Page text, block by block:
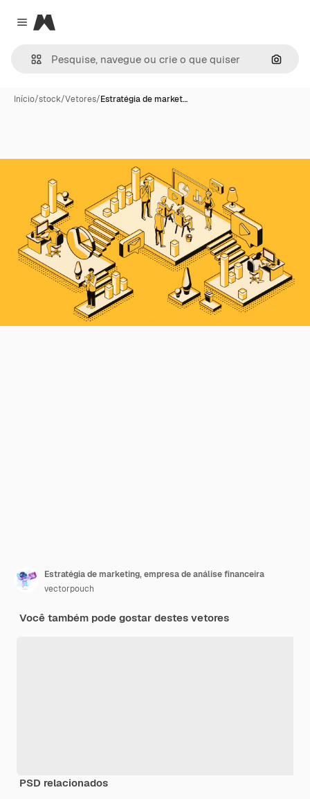
Close menu
Magnific
Início/stock/Vetores/Estratégia de market…
Estratégia de marketing, empresa de análise financeira
vectorpouch
Você também pode gostar destes vetores
PSD relacionados